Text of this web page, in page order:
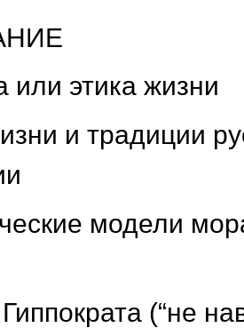
или этика жизни
и традиции
модели
(“не